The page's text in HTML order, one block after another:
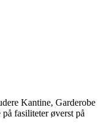
Kantine, Garderobe
fasiliteter øverst på